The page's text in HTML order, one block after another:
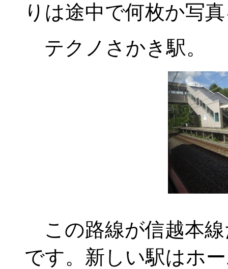
りは途中で何枚か写
テクノさかき駅。
この路線が信越本
です。新しい駅はホ